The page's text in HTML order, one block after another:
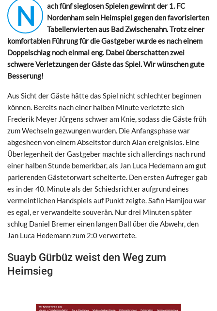
N
ach fünf sieglosen Spielen gewinnt der 1. FC
Nordenham sein Heimspiel gegen den favorisierten
Tabellenvierten aus Bad Zwischenahn. Trotz einer
komfortablen Führung für die Gastgeber wurde es nach einem
Doppelschlag noch einmal eng. Dabei überschatten zwei
schwere Verletzungen der Gäste das Spiel. Wir wünschen gute
Besserung!
Aus Sicht der Gäste hätte das Spiel nicht schlechter beginnen
können. Bereits nach einer halben Minute verletzte sich
Frederik Meyer Jürgens schwer am Knie, sodass die Gäste früh
zum Wechseln gezwungen wurden. Die Anfangsphase war
abgesheen von einem Abseitstor durch Alan ereignislos. Eine
Überlegenheit der Gastgeber machte sich allerdings nach rund
einer halben Stunde bemerkbar, als Jan Luca Hedemann am gut
parierenden Gästetorwart scheiterte. Den ersten Aufreger gab
es in der 40. Minute als der Schiedsrichter aufgrund eines
vermeintlichen Handspiels auf Punkt zeigte. Safin Hamijou war
es egal, er verwandelte souverän. Nur drei Minuten später
schlug Daniel Bremer einen langen Ball über die Abwehr, den
Jan Luca Hedemann zum 2:0 verwertete.
Suayb Gürbüz weist den Weg zum
Heimsieg